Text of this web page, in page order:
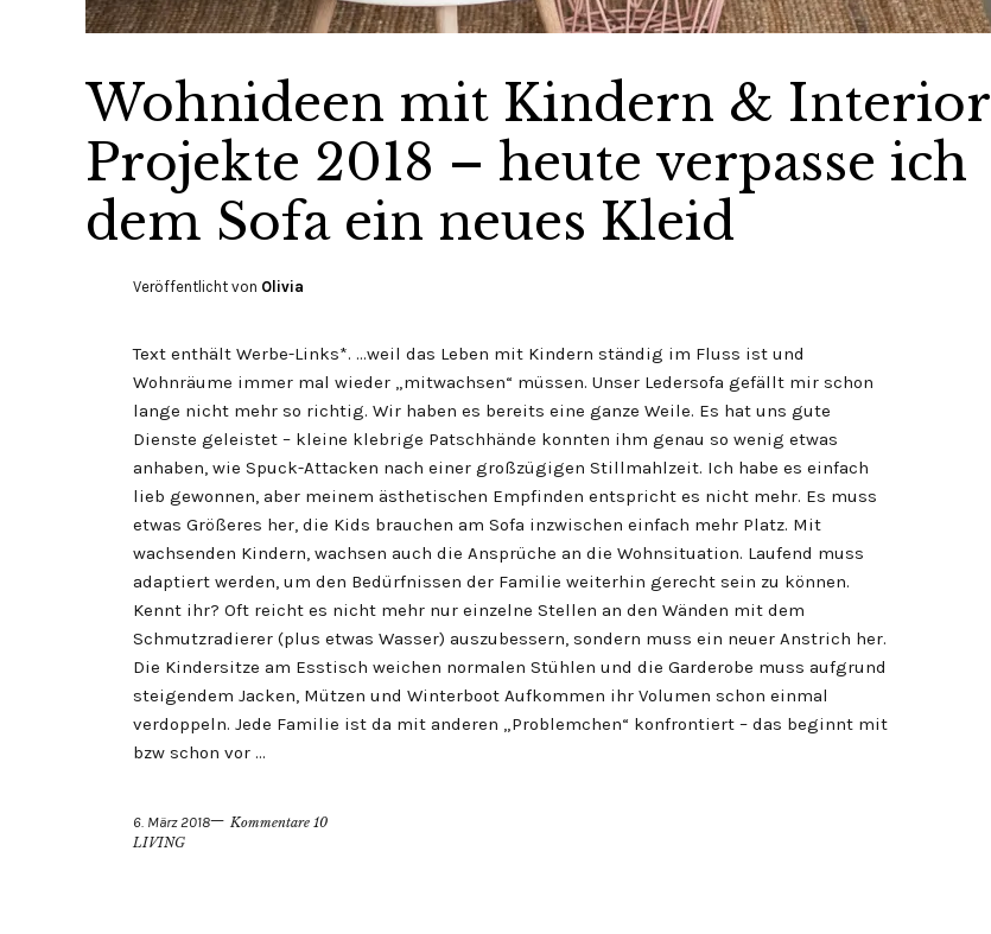
Wohnideen mit Kindern & Interior
Projekte 2018 – heute verpasse ich
dem Sofa ein neues Kleid
Veröffentlicht von Olivia
Text enthält Werbe-Links*. …weil das Leben mit Kindern ständig im Fluss ist und
Wohnräume immer mal wieder „mitwachsen“ müssen. Unser Ledersofa gefällt mir schon
lange nicht mehr so richtig. Wir haben es bereits eine ganze Weile. Es hat uns gute
Dienste geleistet – kleine klebrige Patschhände konnten ihm genau so wenig etwas
anhaben, wie Spuck-Attacken nach einer großzügigen Stillmahlzeit. Ich habe es einfach
lieb gewonnen, aber meinem ästhetischen Empfinden entspricht es nicht mehr. Es muss
etwas Größeres her, die Kids brauchen am Sofa inzwischen einfach mehr Platz. Mit
wachsenden Kindern, wachsen auch die Ansprüche an die Wohnsituation. Laufend muss
adaptiert werden, um den Bedürfnissen der Familie weiterhin gerecht sein zu können.
Kennt ihr? Oft reicht es nicht mehr nur einzelne Stellen an den Wänden mit dem
Schmutzradierer (plus etwas Wasser) auszubessern, sondern muss ein neuer Anstrich her.
Die Kindersitze am Esstisch weichen normalen Stühlen und die Garderobe muss aufgrund
steigendem Jacken, Mützen und Winterboot Aufkommen ihr Volumen schon einmal
verdoppeln. Jede Familie ist da mit anderen „Problemchen“ konfrontiert – das beginnt mit
bzw schon vor …
6. März 2018
Kommentare 10
LIVING